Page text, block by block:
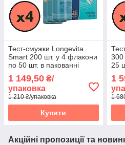
Тест-смужки Longevita
Smart 200 шт. у 4 флакони
по 50 шт. в пакованні
1 149,50 ₴/
упаковка
1 210 ₴/упаковка
Купити
300
25
1
1
Акційні пропозиції та